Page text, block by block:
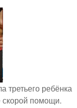
третьего ребёнка
помощи.